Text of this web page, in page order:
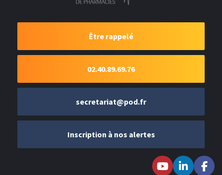
Être rappelé
02.40.89.69.76
secretariat@pod.fr
Inscription à nos alertes